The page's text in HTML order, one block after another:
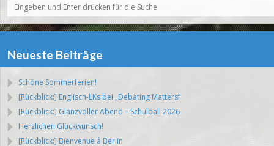
Neueste Beiträge
Schöne Sommerferien!
[Rückblick:] Englisch-LKs bei „Debating Matters“
[Rückblick:] Glanzvoller Abend – Schulball 2026
Herzlichen Glückwunsch!
[Rückblick:] Bienvenue à Berlin